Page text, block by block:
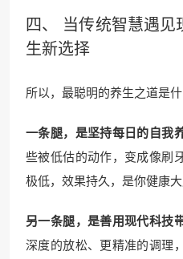
四、 当传统智慧遇见
生新选择
所以，最聪明的养生之道是什
一条腿，是坚持每日的自我
些被低估的动作，变成像刷
极低，效果持久，是你健康大
另一条腿，是善用现代科技
深度的放松、更精准的调理